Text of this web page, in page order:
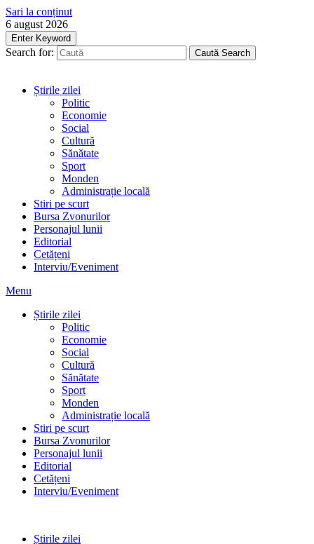
Sari la conținut
6 august 2026
Enter Keyword
Search for: Caută Search
Știrile zilei
Politic
Economie
Social
Cultură
Sănătate
Sport
Monden
Administrație locală
Stiri pe scurt
Bursa Zvonurilor
Personajul lunii
Editorial
Cetățeni
Interviu/Eveniment
Menu
Știrile zilei
Politic
Economie
Social
Cultură
Sănătate
Sport
Monden
Administrație locală
Stiri pe scurt
Bursa Zvonurilor
Personajul lunii
Editorial
Cetățeni
Interviu/Eveniment
Știrile zilei